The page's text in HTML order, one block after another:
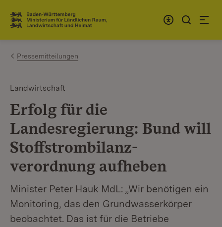
Zum Inhalt springen
Link zur Startseite
Pressemitteilungen
Landwirtschaft
Erfolg für die
Landesregierung: Bund will
Stoffstrombilanz­
verordnung aufheben
Minister Peter Hauk MdL: „Wir benötigen ein
Monitoring, das den Grundwasserkörper
beobachtet. Das ist für die Betriebe